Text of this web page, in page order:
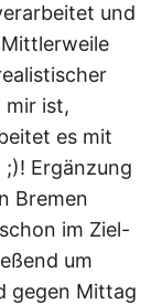
und
mir ist,
es mit
Ergänzung
Bremen
im Ziel-
um
gegen Mittag